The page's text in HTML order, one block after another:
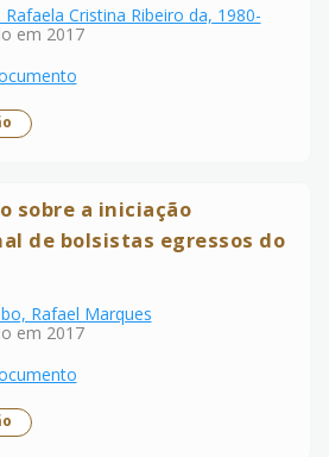
Rafaela Cristina Ribeiro da, 1980-
em 2017
sobre a iniciação
de bolsistas egressos do
Rafael Marques
em 2017